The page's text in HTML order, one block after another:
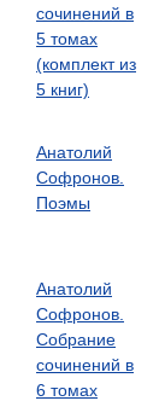
сочинений в
5 томах
(комплект из
5 книг)
Анатолий
Софронов.
Поэмы
Анатолий
Софронов.
Собрание
сочинений в
6 томах